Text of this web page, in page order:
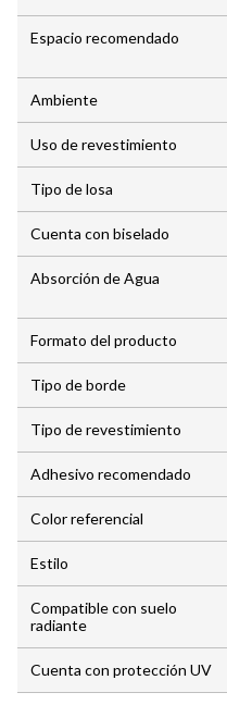
Espacio recomendado
Ambiente
Uso de revestimiento
Tipo de losa
Cuenta con biselado
Absorción de Agua
Formato del producto
Tipo de borde
Tipo de revestimiento
Adhesivo recomendado
Color referencial
Estilo
Compatible con suelo
radiante
Cuenta con protección UV